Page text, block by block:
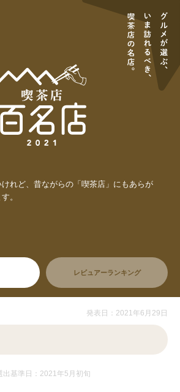
れど、昔ながらの「喫茶店」にもあらが
。
レビュアーランキング
発表日：2021年6月29日
出基準日：2021年5月初旬